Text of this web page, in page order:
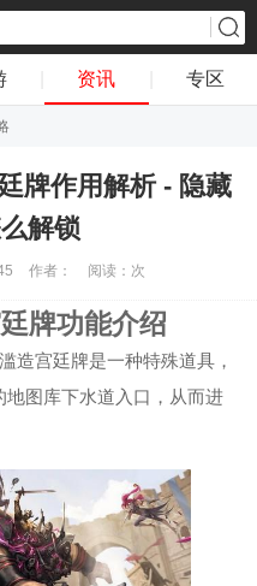
资讯 专区
牌作用解析 - 隐藏
解锁
作者： 阅读： 次
牌功能介绍
造宫廷牌是一种特殊道具，
图库下水道入口，从而进